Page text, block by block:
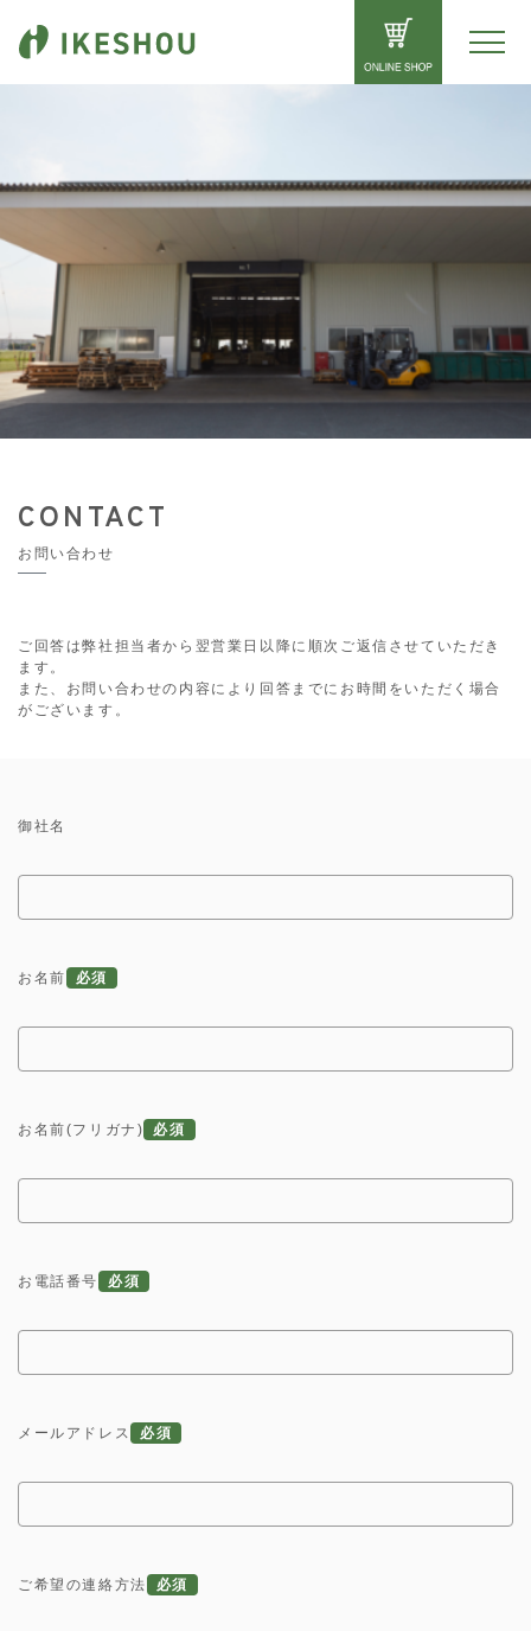
CONTACT
お問い合わせ
ご回答は弊社担当者から翌営業日以降に順次ご返信させていただき
ます。
また、お問い合わせの内容により回答までにお時間をいただく場合
がございます。
御社名
お名前 必須
お名前(フリガナ) 必須
お電話番号 必須
メールアドレス 必須
ご希望の連絡方法 必須